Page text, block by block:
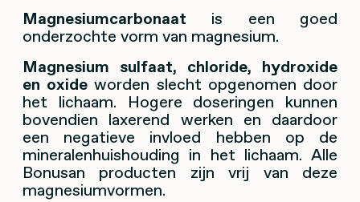
Magnesiumcarbonaat is een goed
onderzochte vorm van magnesium.
Magnesium sulfaat, chloride, hydroxide
en oxide worden slecht opgenomen door
het lichaam. Hogere doseringen kunnen
bovendien laxerend werken en daardoor
een negatieve invloed hebben op de
mineralenhuishouding in het lichaam. Alle
Bonusan producten zijn vrij van deze
magnesiumvormen.